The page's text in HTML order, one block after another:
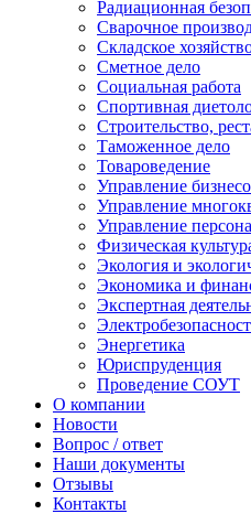
Радиационная
Сварочное
Складское
Сметное дело
Социальная работа
Спортивная
Строительство,
Таможенное дело
Товароведение
Управление
Управление
Управление
Физическая
Экология и
Экономика и
Экспертная
Энергетика
Юриспруденция
Проведение СОУТ
О компании
Новости
Вопрос / ответ
Наши документы
Отзывы
Контакты